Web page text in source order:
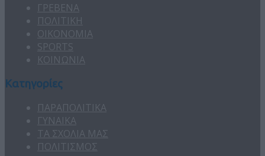
ΓΡΕΒΕΝΑ
ΠΟΛΙΤΙΚΗ
ΟΙΚΟΝΟΜΙΑ
SPORTS
ΚΟΙΝΩΝΙΑ
Κατηγορίες
ΠΑΡΑΠΟΛΙΤΙΚΑ
ΓΥΝΑΙΚΑ
ΤΑ ΣΧΟΛΙΑ ΜΑΣ
ΠΟΛΙΤΙΣΜΟΣ